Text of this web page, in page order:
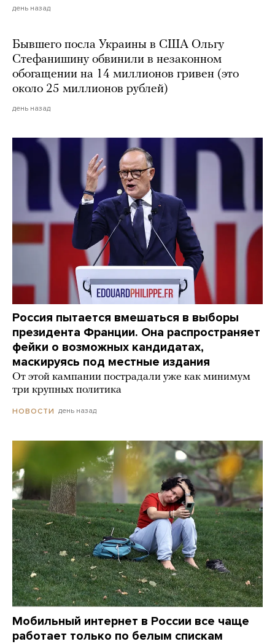
день назад
Бывшего посла Украины в США Ольгу
Стефанишину обвинили в незаконном
обогащении на 14 миллионов гривен (это
около 25 миллионов рублей)
день назад
Россия пытается вмешаться в выборы
президента Франции. Она распространяет
фейки о возможных кандидатах,
маскируясь под местные издания
От этой кампании пострадали уже как минимум
три крупных политика
НОВОСТИ день назад
Мобильный интернет в России все чаще
работает только по белым спискам